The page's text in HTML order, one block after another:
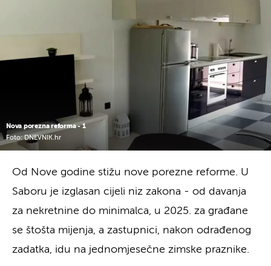
Nova porezna reforma - 1
Foto: DNEVNIK.hr
Od Nove godine stižu nove porezne reforme. U
Saboru je izglasan cijeli niz zakona - od davanja
za nekretnine do minimalca, u 2025. za građane
se štošta mijenja, a zastupnici, nakon odrađenog
zadatka, idu na jednomjesečne zimske praznike.